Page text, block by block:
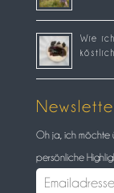
Wie
Oh ja, ich möchte
persönliche